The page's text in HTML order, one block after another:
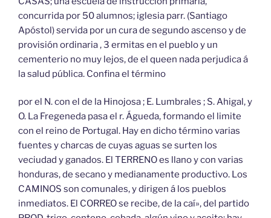
concurrida por 50 alumnos; iglesia parr. (Santiago
Apóstol) servida por un cura de segundo ascenso y de
provisión ordinaria , 3 ermitas en el pueblo y un
cementerio no muy lejos, de el queen nada perjudica á
la salud pública. Confina el término
por el N. con el de la Hinojosa ; E. Lumbrales ; S. Ahigal, y
O. La Fregeneda pasa el r. Águeda, formando el limite
con el reino de Portugal. Hay en dicho término varias
fuentes y charcas de cuyas aguas se surten los
veciudad y ganados. El TERRENO es llano y con varias
honduras, de secano y medianamente productivo. Los
CAMINOS son comunales, y dirigen á los pueblos
inmediatos. El CORREO se recibe, de la caí», del partido